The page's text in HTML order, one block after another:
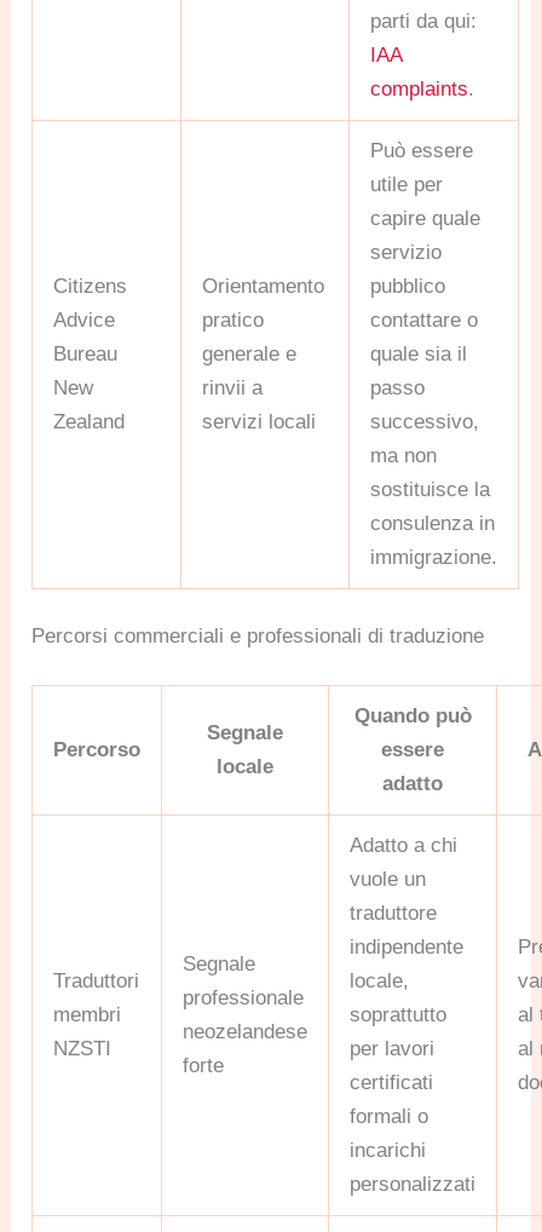
parti da qui:
IAA
complaints.
Citizens
Advice
Bureau
New
Zealand
Orientamento
pratico
generale e
rinvii a
servizi locali
Può essere
utile per
capire quale
servizio
pubblico
contattare o
quale sia il
passo
successivo,
ma non
sostituisce la
consulenza in
immigrazione.
Percorsi commerciali e professionali di traduzione
Percorso
Segnale
locale
Quando può
essere
adatto
Traduttori
membri
NZSTI
Segnale
professionale
neozelandese
forte
Adatto a chi
vuole un
traduttore
indipendente
locale,
soprattutto
per lavori
certificati
formali o
incarichi
personalizzati
al
al